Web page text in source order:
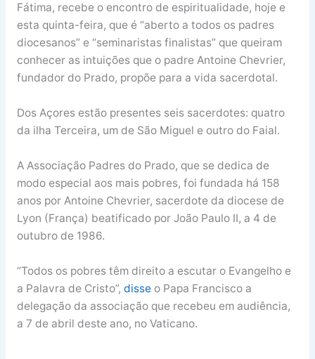
Fátima, recebe o encontro de espiritualidade, hoje e
esta quinta-feira, que é “aberto a todos os padres
diocesanos” e “seminaristas finalistas” que queiram
conhecer as intuições que o padre Antoine Chevrier,
fundador do Prado, propõe para a vida sacerdotal.
Dos Açores estão presentes seis sacerdotes: quatro
da ilha Terceira, um de São Miguel e outro do Faial.
A Associação Padres do Prado, que se dedica de
modo especial aos mais pobres, foi fundada há 158
anos por Antoine Chevrier, sacerdote da diocese de
Lyon (França) beatificado por João Paulo II, a 4 de
outubro de 1986.
“Todos os pobres têm direito a escutar o Evangelho e
a Palavra de Cristo”, disseo Papa Francisco a
delegação da associação que recebeu em audiência,
a 7 de abril deste ano, no Vaticano.